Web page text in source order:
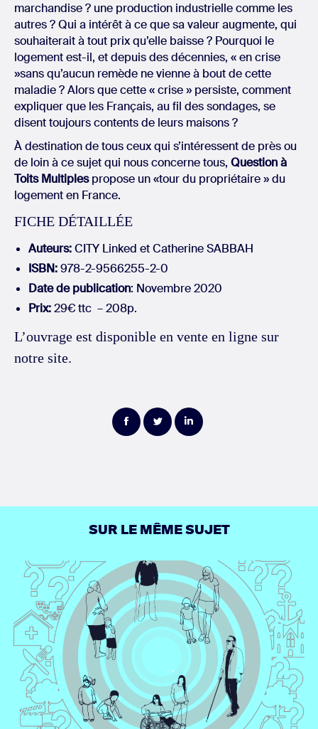
marchandise ? une production industrielle comme les
autres ? Qui a intérêt à ce que sa valeur augmente, qui
souhaiterait à tout prix qu’elle baisse ? Pourquoi le
logement est-il, et depuis des décennies, « en crise
»sans qu’aucun remède ne vienne à bout de cette
maladie ? Alors que cette « crise » persiste, comment
expliquer que les Français, au fil des sondages, se
disent toujours contents de leurs maisons ?
À destination de tous ceux qui s’intéressent de près ou
de loin à ce sujet qui nous concerne tous, Questionà
Toits Multiplespropose un «tour du propriétaire » du
logement en France.
FICHE DÉTAILLÉE
Auteurs:CITY Linked et Catherine SABBAH
ISBN:978-2-9566255-2-0
Date de publication: Novembre 2020
Prix:29€ ttc – 208p.
L’ouvrage est disponible en vente en ligne sur
notre site.
PartagerPartagerPartager
SUR LE MÊME SUJET